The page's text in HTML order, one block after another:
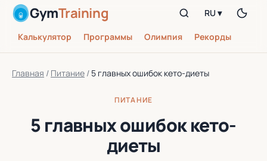
GymTraining
Калькулятор Программы Олимпия Рекорды
RU ▾
Главная / Питание / 5 главных ошибок кето-диеты
ПИТАНИЕ
5 главных ошибок кето-
диеты